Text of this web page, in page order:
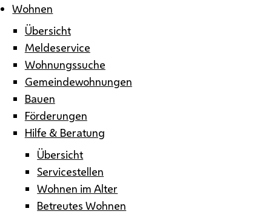
Wohnen
Übersicht
Meldeservice
Wohnungssuche
Gemeindewohnungen
Bauen
Förderungen
Hilfe & Beratung
Übersicht
Servicestellen
Wohnen im Alter
Betreutes Wohnen